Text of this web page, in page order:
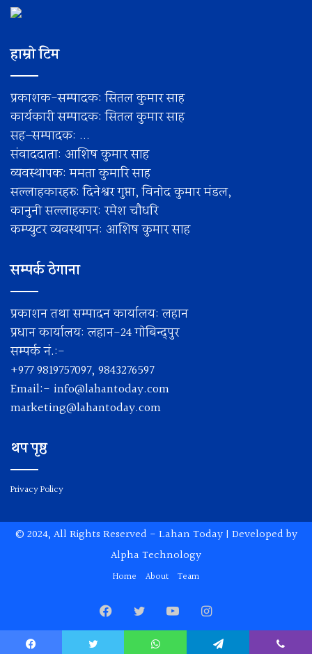
हाम्रो टिम
प्रकाशक-सम्पादक: सितल कुमार साह
कार्यकारी सम्पादक: सितल कुमार साह
सह–सम्पादक: ...
संवाददाता: आशिष कुमार साह
व्यवस्थापक: ममता कुमारि साह
सल्लाहकारहरु: दिनेश्वर गुप्ता, विनोद कुमार मंडल,
कानुनी सल्लाहकार: रमेश चाैधरि
कम्प्युटर व्यवस्थापन: आशिष कुमार साह
सम्पर्क ठेगाना
प्रकाशन तथा सम्पादन कार्यालय: लहान
प्रधान कार्यालय: लहान-24 गोबिन्द्पुर
सम्पर्क नं.:-
+977 9819757097, 9843276597
Email:- info@lahantoday.com
marketing@lahantoday.com
थप पृष्ठ
Privacy Policy
© 2024, All Rights Reserved - Lahan Today| Developed by
Alpha Technology
Home About Team
FacebookTwitterYouTubeInstagram